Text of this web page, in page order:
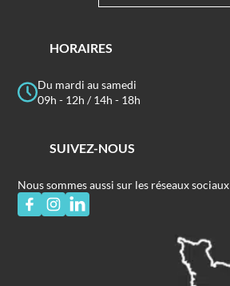
HORAIRES
Du mardi au samedi
09h - 12h / 14h - 18h
SUIVEZ-NOUS
Nous sommes aussi sur les réseaux sociaux